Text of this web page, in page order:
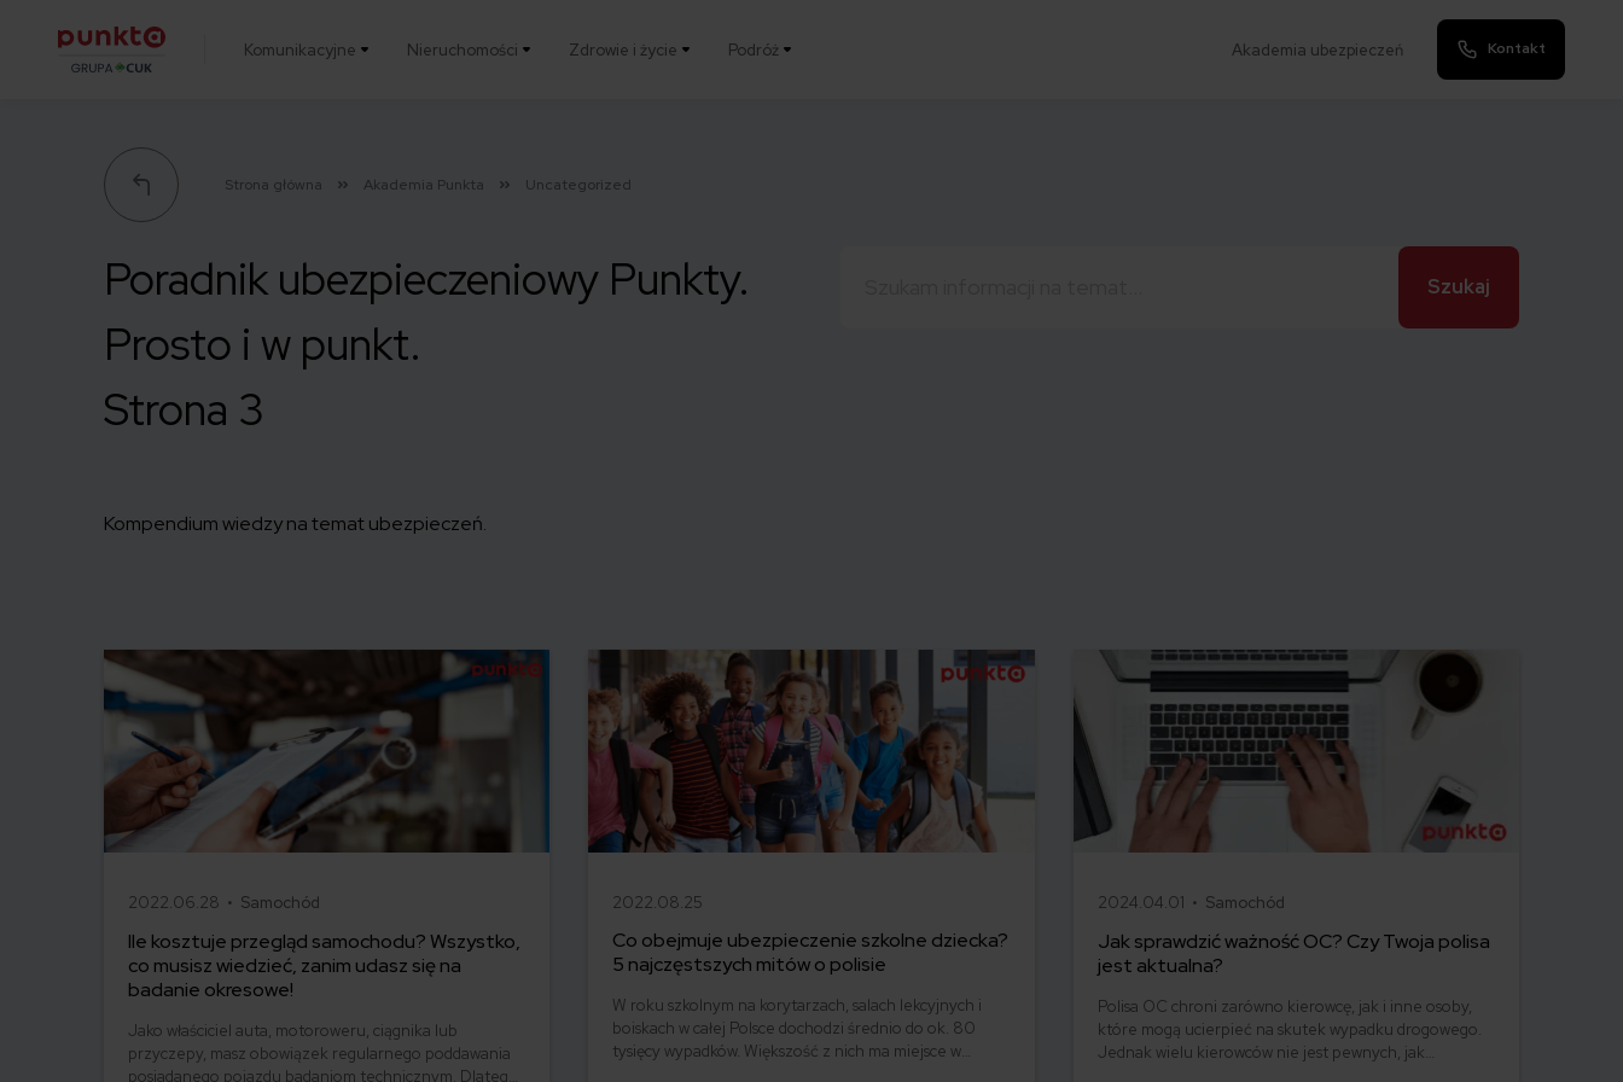
Komunikacyjne Nieruchomości Zdrowie i życie Podróż Akademia ubezpieczeń Kontakt
Strona główna Akademia Punkta Uncategorized
Poradnik ubezpieczeniowy Punkty.
Prosto i w punkt.
Strona 3
Kompendium wiedzy na temat ubezpieczeń.
2022.06.28 • Samochód
Ile kosztuje przegląd samochodu? Wszystko,
co musisz wiedzieć, zanim udasz się na
badanie okresowe!
Jako właściciel auta, motoroweru, ciągnika lub
przyczepy, masz obowiązek regularnego poddawania
posiadanego pojazdu badaniom technicznym. Dlatego
2022.08.25
Co obejmuje ubezpieczenie szkolne dziecka?
5 najczęstszych mitów o polisie
W roku szkolnym na korytarzach, salach lekcyjnych i
boiskach w całej Polsce dochodzi średnio do ok. 80
tysięcy wypadków. Większość z nich ma miejsce w
2024.04.01 • Samochód
Jak sprawdzić ważność OC? Czy Twoja polisa
jest aktualna?
Polisa OC chroni zarówno kierowcę, jak i inne osoby,
które mogą ucierpieć na skutek wypadku drogowego.
Jednak wielu kierowców nie jest pewnych, jak